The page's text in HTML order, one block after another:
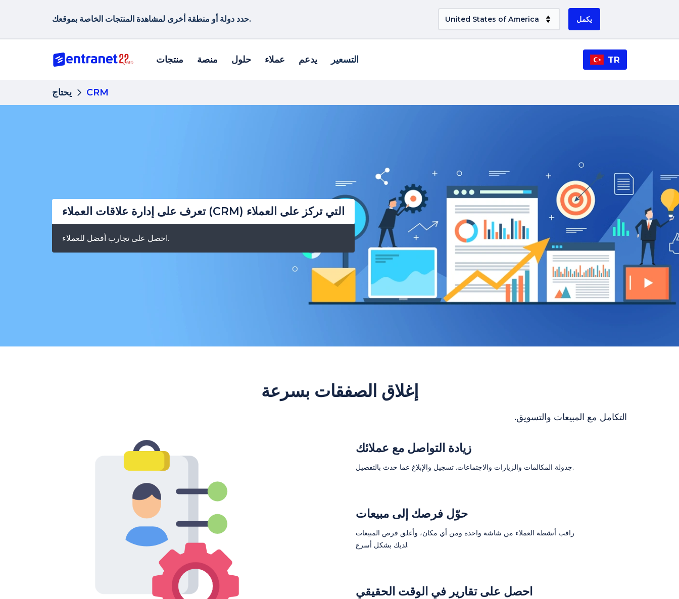
حدد دولة أو منطقة أخرى لمشاهدة المنتجات الخاصة بموقعك. يكمل
منتجات منصة حلول عملاء يدعم التسعير TR
يحتاج CRM
تعرف على إدارة علاقات العملاء (CRM) التي تركز على العملاء
احصل على تجارب أفضل للعملاء.
إغلاق الصفقات بسرعة
التكامل مع المبيعات والتسويق.
زيادة التواصل مع عملائك
جدولة المكالمات والزيارات والاجتماعات. تسجيل والإبلاغ عما حدث بالتفصيل.
حوّل فرصك إلى مبيعات
راقب أنشطة العملاء من شاشة واحدة ومن أي مكان، وأغلق فرص المبيعات
لديك بشكل أسرع.
احصل على تقارير في الوقت الحقيقي